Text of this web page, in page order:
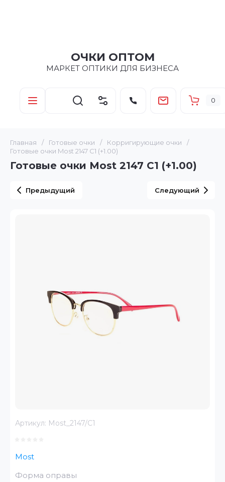
ОЧКИ ОПТОМ
МАРКЕТ ОПТИКИ ДЛЯ БИЗНЕСА
0
Главная / Готовые очки / Корригирующие очки
/
Готовые очки Most 2147 C1 (+1.00)
Готовые очки Most 2147 C1 (+1.00)
Предыдущий Следующий
Артикул: Most_2147/C1
Most
Форма оправы